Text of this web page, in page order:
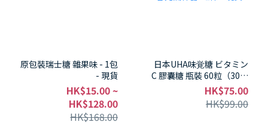
原包裝瑞士糖 雜果味 - 1包
- 現貨
HK$15.00 ~
HK$128.00
HK$168.00
日本UHA味覚糖 ビタミン
C 膠囊糖 瓶裝 60粒（30日
分） – 維生素C 500mg＋
膠原蛋白200mg，檸檬味
超好吃！美容元氣神器 - 1
HK$75.00
HK$99.00